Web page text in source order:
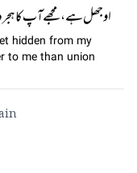
اوجھل ہے، مجھے آپ کا
hidden from my
to me than union